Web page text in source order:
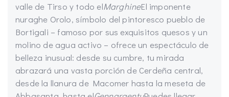
valle de Tirso y todo elMarghineEl imponente
nuraghe Orolo, símbolo del pintoresco pueblo de
Bortigali – famoso por sus exquisitos quesos y un
molino de agua activo – ofrece un espectáculo de
belleza inusual: desde su cumbre, tu mirada
abrazará una vasta porción de Cerdeña central,
desde la llanura de Macomer hasta la meseta de